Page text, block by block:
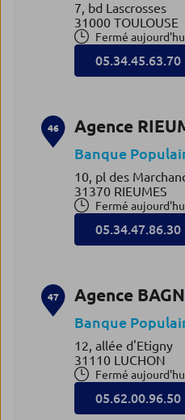
7, bd Lascrosses
31000 TOULOUSE
Fermé
05.34.45.63.70
46 Agence
Banque
10, pl des
31370 RIEUMES
Fermé
05.34.47.86.30
47 Agence
Banque
12, allée d'Etigny
31110 LUCHON
Fermé
05.62.00.96.50